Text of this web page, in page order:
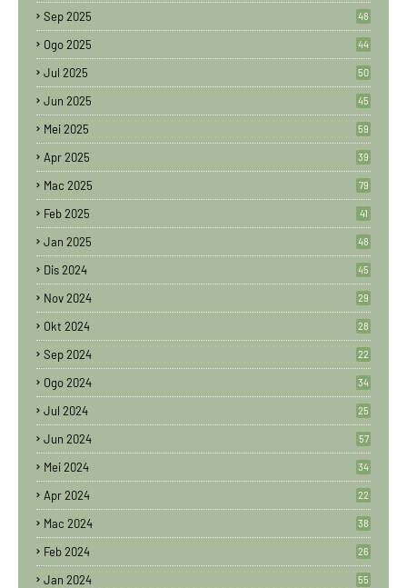
Sep 2025 48
Ogo 2025 44
Jul 2025 50
Jun 2025 45
Mei 2025 59
Apr 2025 39
Mac 2025 79
Feb 2025 41
Jan 2025 48
Dis 2024 45
Nov 2024 29
Okt 2024 28
Sep 2024 22
Ogo 2024 34
Jul 2024 25
Jun 2024 57
Mei 2024 34
Apr 2024 22
Mac 2024 38
Feb 2024 26
Jan 2024 55